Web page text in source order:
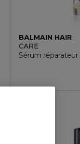
BALMAIN HAIR
CARE
Sérum